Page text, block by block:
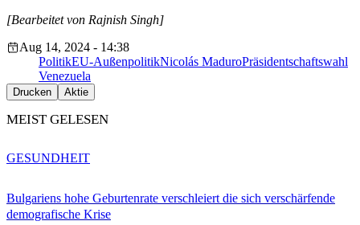
[Bearbeitet von Rajnish Singh]
Aug 14, 2024 - 14:38
PolitikEU-AußenpolitikNicolás MaduroPräsidentschaftswahl
Venezuela
Drucken Aktie
MEIST GELESEN
Bulgariens hohe Geburtenrate verschleiert die sich verschärfende
demografische Krise
GESUNDHEIT